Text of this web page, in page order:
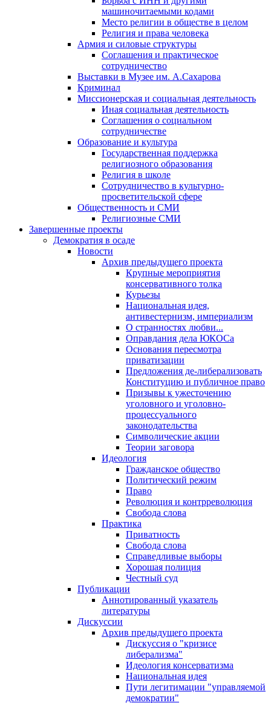
машиночитаемыми кодами
Место религии в обществе в целом
Религия и права человека
Армия и силовые структуры
Соглашения и практическое
сотрудничество
Выставки в Музее им. А.Сахарова
Криминал
Миссионерская и социальная деятельность
Иная социальная деятельность
Соглашения о социальном
сотрудничестве
Образование и культура
Государственная поддержка
религиозного образования
Религия в школе
Сотрудничество в культурно-
просветительской сфере
Общественность и СМИ
Религиозные СМИ
Завершенные проекты
Демократия в осаде
Новости
Архив предыдущего проекта
Крупные мероприятия
консервативного толка
Курьезы
Национальная идея,
антивестернизм, империализм
О странностях любви...
Оправдания дела ЮКОСа
Основания пересмотра
приватизации
Предложения де-либерализовать
Конституцию и публичное право
Призывы к ужесточению
уголовного и уголовно-
процессуального
законодательства
Символические акции
Теории заговора
Идеология
Гражданское общество
Политический режим
Право
Революция и контрреволюция
Свобода слова
Практика
Приватность
Свобода слова
Справедливые выборы
Хорошая полиция
Честный суд
Публикации
Аннотированный указатель
литературы
Дискуссии
Архив предыдущего проекта
Дискуссия о "кризисе
либерализма"
Идеология консерватизма
Национальная идея
Пути легитимации "управляемой
демократии"